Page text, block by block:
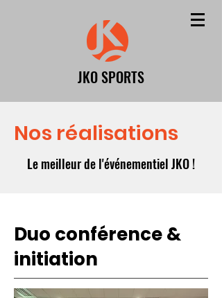
JKO SPORTS
Nos réalisations
Le meilleur de l'événementiel JKO !
Duo conférence &
initiation